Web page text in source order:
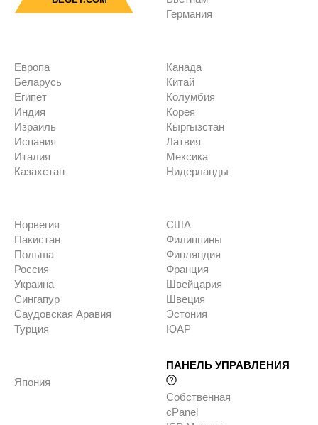
Германия
Европа
Беларусь
Египет
Индия
Израиль
Испания
Италия
Казахстан
Канада
Китай
Колумбия
Корея
Кыргызстан
Латвия
Мексика
Нидерланды
Норвегия
Пакистан
Польша
Россия
Украина
Сингапур
Саудовская Аравия
Турция
США
Филиппины
Финляндия
Франция
Швейцария
Швеция
Эстония
ЮАР
Япония
ПАНЕЛЬ УПРАВЛЕНИЯ
Собственная
cPanel